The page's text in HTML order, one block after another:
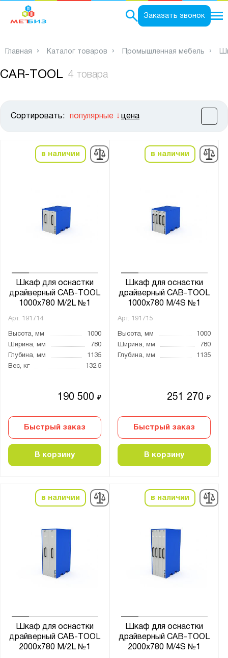
Заказать звонок
Главная Каталог товаров Промышленная мебель
CAR-TOOL 4 товара
Сортировать: популярные цена
в наличии
Шкаф для оснастки
драйверный CAB-TOOL
1000x780 M/2L №1
Арт. 191714
Высота, мм
1000
Ширина, мм
780
Глубина, мм
1135
Вес, кг
132.5
190 500₽
Быстрый заказ
В корзину
в наличии
Шкаф для оснастки
драйверный CAB-TOOL
1000x780 M/4S №1
Арт. 191715
Высота, мм
1000
Ширина, мм
780
Глубина, мм
1135
251 270₽
Быстрый заказ
В корзину
в наличии
Шкаф для оснастки
драйверный CAB-TOOL
2000x780 M/2L №1
в наличии
Шкаф для оснастки
драйверный CAB-TOOL
2000x780 M/4S №1
Ширина, мм:
от до
Нагрузка на полку, кг:
Сигнальный синий (RAL 5005)
Страна производства:
Производитель:
Серия:
ERGO